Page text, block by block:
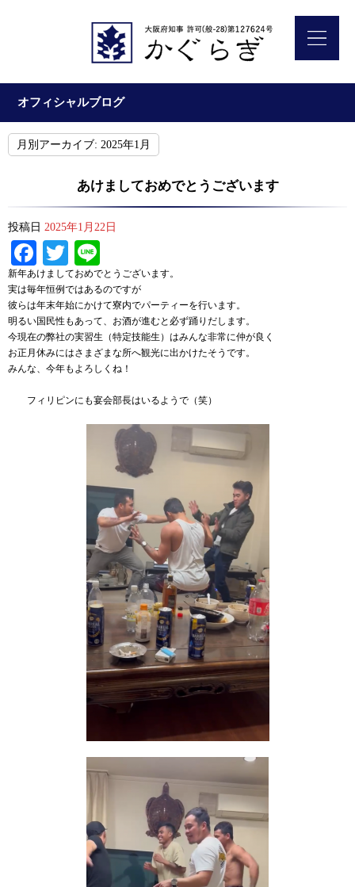
オフィシャルブログ
月別アーカイブ: 2025年1月
あけましておめでとうございます
投稿日 2025年1月22日
Facebook
Twitter
新年あけましておめでとうございます。
実は毎年恒例ではあるのですが
彼らは年末年始にかけて寮内でパーティーを行います。
明るい国民性もあって、お酒が進むと必ず踊りだします。
今現在の弊社の実習生（特定技能生）はみんな非常に仲が良く
お正月休みにはさまざまな所へ観光に出かけたそうです。
みんな、今年もよろしくね！
フィリピンにも宴会部長はいるようで（笑）